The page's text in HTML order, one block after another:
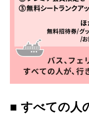
■ すべての人